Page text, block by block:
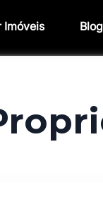
Imóveis Blog